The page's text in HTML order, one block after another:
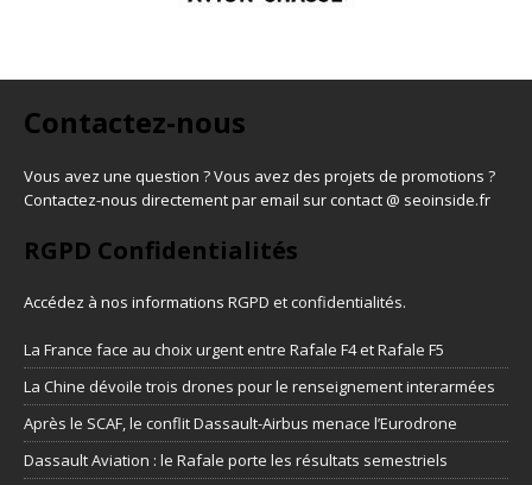
Contactez-nous
Vous avez une question ? Vous avez des projets de promotions ?
Contactez-nous directement par email sur contact @ seoinside.fr
RGPD Confidentialités
Accédez à nos informations RGPD et confidentialités.
La France face au choix urgent entre Rafale F4 et Rafale F5
La Chine dévoile trois drones pour le renseignement interarmées
Après le SCAF, le conflit Dassault-Airbus menace l’Eurodrone
Dassault Aviation : le Rafale porte les résultats semestriels